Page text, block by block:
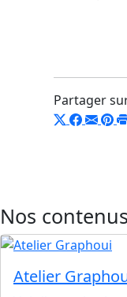
Partager
Nos
Atelier